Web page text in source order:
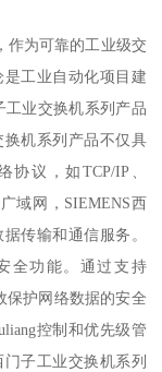
为可靠的工业级交
工业自动化项目建
工业交换机系列产品
机系列产品不仅具
议，如TCP/IP、
域网，SIEMENS西
传输和通信服务。
全功能。通过支持
保护网络数据的安全
控制和优先级管
子工业交换机系列